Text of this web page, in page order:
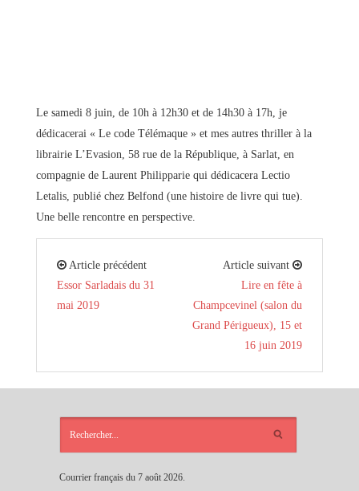
Le samedi 8 juin, de 10h à 12h30 et de 14h30 à 17h, je
dédicacerai « Le code Télémaque » et mes autres thriller à la
librairie L’Evasion, 58 rue de la République, à Sarlat, en
compagnie de Laurent Philipparie qui dédicacera Lectio
Letalis, publié chez Belfond (une histoire de livre qui tue).
Une belle rencontre en perspective.
Article précédent
Essor Sarladais du 31
mai 2019
Article suivant
Lire en fête à
Champcevinel (salon du
Grand Périgueux), 15 et
16 juin 2019
Courrier français du 7 août 2026.